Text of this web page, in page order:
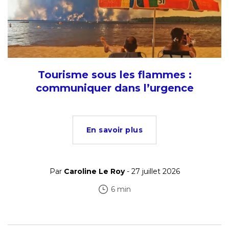
Tourisme sous les flammes :
communiquer dans l’urgence
En savoir plus
Par Caroline Le Roy- 27 juillet 2026
6 min